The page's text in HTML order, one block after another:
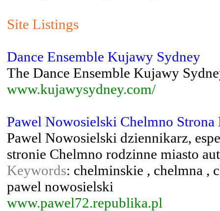
Site Listings
Dance Ensemble Kujawy Sydney
The Dance Ensemble Kujawy
www.kujawysydney.com/
Pawel Nowosielski Chelmno Strona
Pawel Nowosielski dziennikarz,
stronie Chelmno rodzinne miasto
Keywords: chelminskie , chelmna ,
pawel nowosielski
www.pawel72.republika.pl